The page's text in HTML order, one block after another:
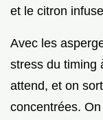
et le citron
Avec les
stress du timing
attend, et on
concentrées.